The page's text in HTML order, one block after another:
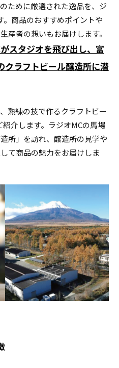
ために厳選された逸品を、ジ
。商品のおすすめポイントや
産者の想いもお届けします。
スタジオを飛び出し、 富
クラフトビール醸造所に潜
熟練の技で作るクラフトビー
介します。ラジオMCの馬場
所」を訪れ、醸造所の見学や
て商品の魅力をお届けしま